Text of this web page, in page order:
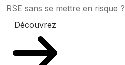
RSE sans se mettre en risque ?
Découvrez